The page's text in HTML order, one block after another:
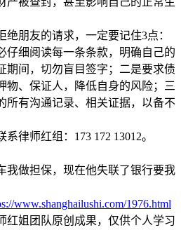
朋友的请求，一定要记住3点：
仔细阅读每一条条款，明确自己的
期间，切勿盲目签字；二是要求债
物、保证人，降低自身的风险；三
所有沟通记录、相关证据，以备不
律师红组：173 172 13012。
我做担保，现在他失联了银行要我
www.shanghailushi.com/1976.html
红姐团队原创成果，仅供个人学习